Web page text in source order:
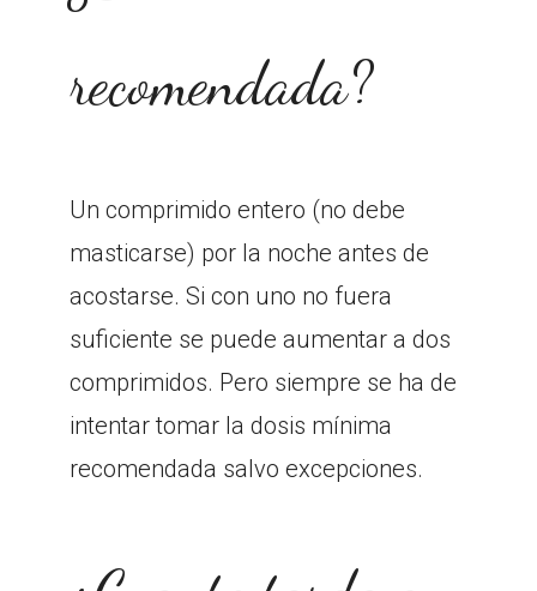
recomendada?
Un comprimido entero (no debe
masticarse) por la noche antes de
acostarse. Si con uno no fuera
suficiente se puede aumentar a dos
comprimidos. Pero siempre se ha de
intentar tomar la dosis mínima
recomendada salvo excepciones.